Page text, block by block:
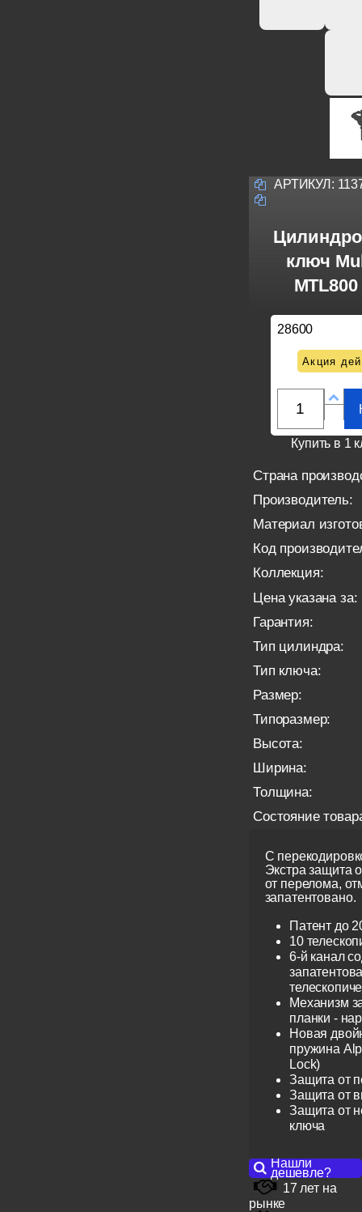
АРТИКУЛ:
ключ
28600
Акция
Купить в 1
Страна
Производитель:
Материал
Код
Коллекция:
Цена указана за:
Гарантия:
Тип цилиндра:
Тип ключа:
Размер:
Типоразмер:
Высота:
Ширина:
Толщина:
Состояние
С
Экстра защита
от перелома,
запатентовано.
Патент до
10
6-й канал
Механизм
планки -
Новая
пружина
Lock)
Защита от
Защита от
Защита от
ключа
Нашли
дешевле?
17 лет на
рынке